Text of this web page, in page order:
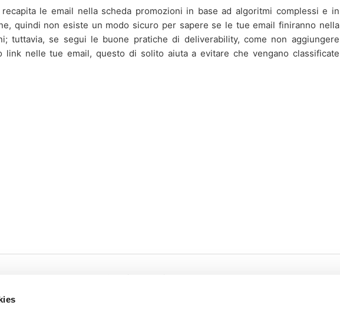
recapita le email nella scheda promozioni in base ad algoritmi complessi e in
quindi non esiste un modo sicuro per sapere se le tue email finiranno nella
tuttavia, se segui le buone pratiche di deliverability, come non aggiungere
link nelle tue email, questo di solito aiuta a evitare che vengano classificate